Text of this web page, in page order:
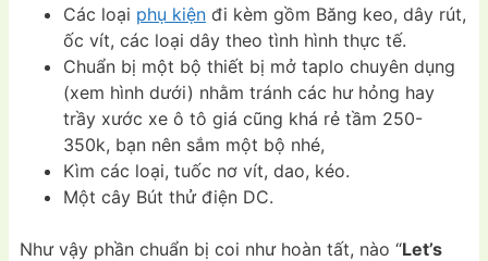
Các loại phụ kiện đi kèm gồm Băng keo, dây rút,
ốc vít, các loại dây theo tình hình thực tế.
Chuẩn bị một bộ thiết bị mở taplo chuyên dụng
(xem hình dưới) nhằm tránh các hư hỏng hay
trầy xước xe ô tô giá cũng khá rẻ tầm 250-
350k, bạn nên sắm một bộ nhé,
Kìm các loại, tuốc nơ vít, dao, kéo.
Một cây Bút thử điện DC.
Như vậy phần chuẩn bị coi như hoàn tất, nào “Let’s